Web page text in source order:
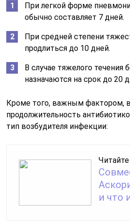
При легкой форме
обычно составляет 7 дней.
При средней степени
продлиться до 10 дней.
В случае тяжелого течения
назначаются на срок до 20
Кроме того, важным фактором,
продолжительность
тип возбудителя инфекции:
и что